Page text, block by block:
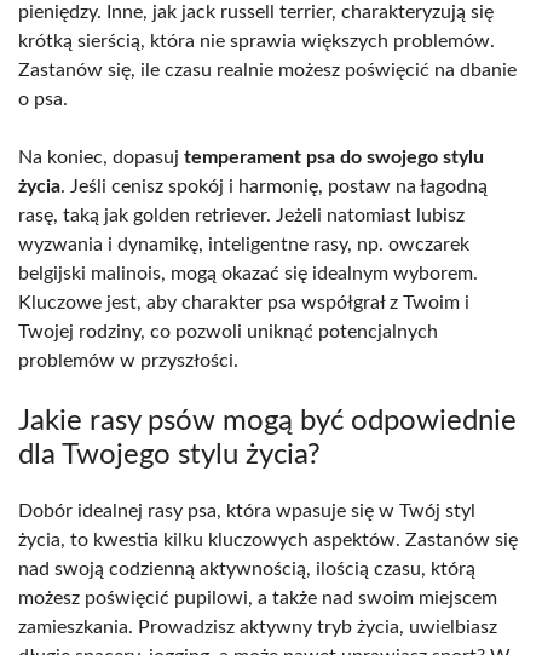
pieniędzy. Inne, jak jack russell terrier, charakteryzują się
krótką sierścią, która nie sprawia większych problemów.
Zastanów się, ile czasu realnie możesz poświęcić na dbanie
o psa.
Na koniec, dopasuj temperament psa do swojego stylu
życia. Jeśli cenisz spokój i harmonię, postaw na łagodną
rasę, taką jak golden retriever. Jeżeli natomiast lubisz
wyzwania i dynamikę, inteligentne rasy, np. owczarek
belgijski malinois, mogą okazać się idealnym wyborem.
Kluczowe jest, aby charakter psa współgrał z Twoim i
Twojej rodziny, co pozwoli uniknąć potencjalnych
problemów w przyszłości.
Jakie rasy psów mogą być odpowiednie
dla Twojego stylu życia?
Dobór idealnej rasy psa, która wpasuje się w Twój styl
życia, to kwestia kilku kluczowych aspektów. Zastanów się
nad swoją codzienną aktywnością, ilością czasu, którą
możesz poświęcić pupilowi, a także nad swoim miejscem
zamieszkania. Prowadzisz aktywny tryb życia, uwielbiasz